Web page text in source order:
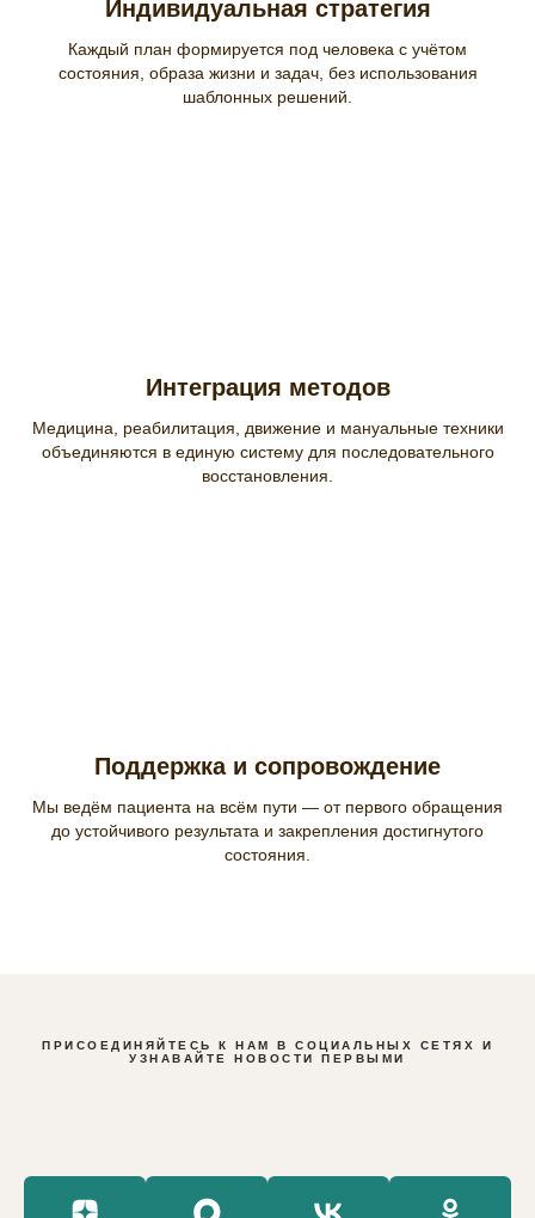
Индивидуальная стратегия
Каждый план формируется под человека с учётом
состояния, образа жизни и задач, без использования
шаблонных решений.
Интеграция методов
Медицина, реабилитация, движение и мануальные техники
объединяются в единую систему для последовательного
восстановления.
Поддержка и сопровождение
Мы ведём пациента на всём пути — от первого обращения
до устойчивого результата и закрепления достигнутого
состояния.
ПРИСОЕДИНЯЙТЕСЬ К НАМ В СОЦИАЛЬНЫХ СЕТЯХ И
УЗНАВАЙТЕ НОВОСТИ ПЕРВЫМИ